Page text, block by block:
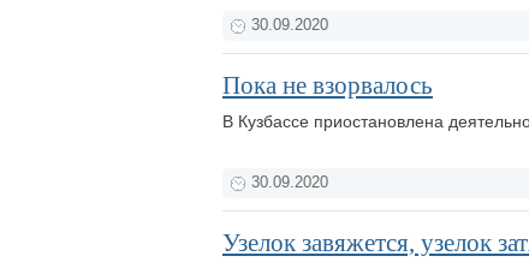
30.09.2020
Пока не взорвалось
В Кузбассе приостановлена
30.09.2020
Узелок завяжется, узелок